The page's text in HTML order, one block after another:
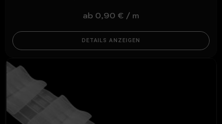
ab 0,90 € / m
DETAILS ANZEIGEN